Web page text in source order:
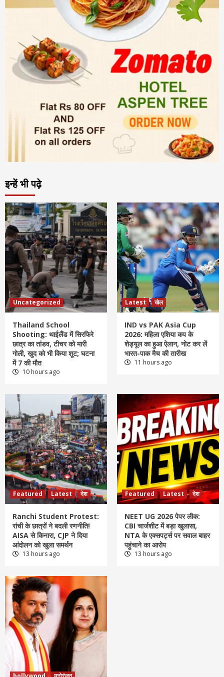
इन्हें भी पढ़े
Uncategorized
Thailand School
Shooting: थाईलैंड में सिरफिरे
छात्र का तांडव, टीचर को मारी
गोली, खुद को भी किया शूट; घटना
में 7 की मौत
10 hours ago
Latest खेल
IND vs PAK Asia Cup
2026: महिला एशिया कप के
शेड्यूल का हुआ ऐलान, नोट कर लें
भारत-पाक मैच की तारीख
11 hours ago
Featured Latest देश
Ranchi Student Protest:
रांची के छात्रों ने बदली रणनीति!
AISA से किनारा, CJP ने दिया
आंदोलन को खुला समर्थन
13 hours ago
Featured Latest देश
NEET UG 2026 पेपर लीक:
CBI चार्जशीट में बड़ा खुलासा,
NTA के एक्सपर्ट्स पर सवाल बाहर
पहुंचाने का आरोप
13 hours ago